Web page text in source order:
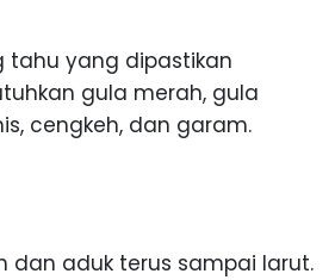
tahu yang dipastikan
gula merah, gula
cengkeh, dan garam.
dan aduk terus sampai larut.